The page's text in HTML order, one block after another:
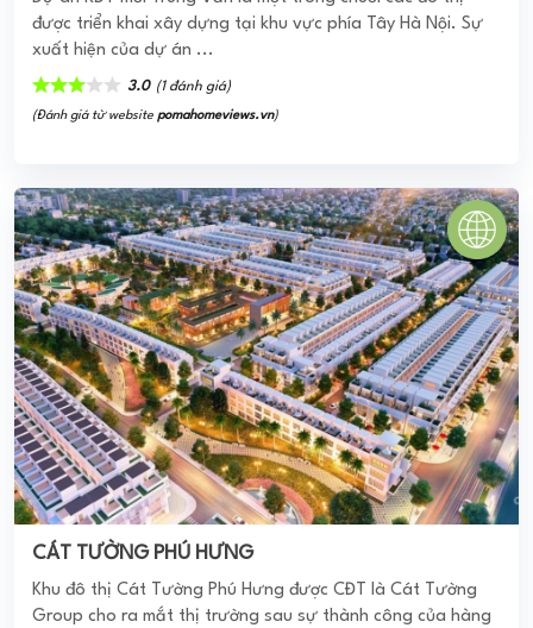
FPT Đà Nẵng là một dự án sở hữu cho mình vị trí đẹp, đắt
giá tại nơi vượng phong thủy khi sở hữu mặt tiền sông Cổ
Cò thơ mộng, ...
0 (0 đánh giá)
(Đánh giá từ website pomahomeviews.vn)
HQC PLAZA
HQC Plaza tọa lạc ngay mặt tiền Đại Lộ Nguyễn Văn Linh,
nơi được xem là huyết mạnh của cửa ngỏ phía tây TP HCM.